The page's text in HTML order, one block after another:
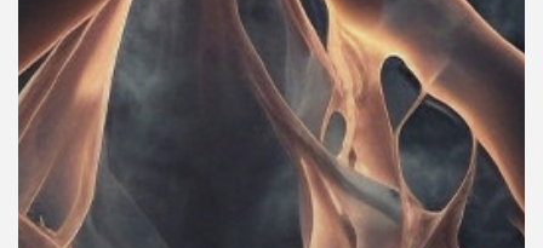
บทความ
ข่าว
และ
กิจกรรม